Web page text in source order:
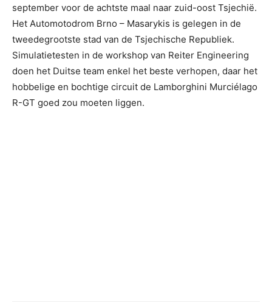
september voor de achtste maal naar zuid-oost Tsjechië.
Het Automotodrom Brno – Masarykis is gelegen in de
tweedegrootste stad van de Tsjechische Republiek.
Simulatietesten in de workshop van Reiter Engineering
doen het Duitse team enkel het beste verhopen, daar het
hobbelige en bochtige circuit de Lamborghini Murciélago
R-GT goed zou moeten liggen.